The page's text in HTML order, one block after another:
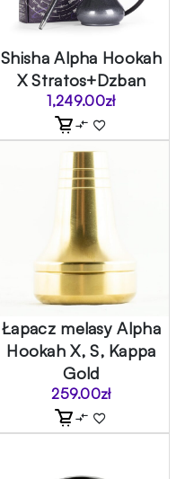
Shisha Alpha Hookah
X Stratos+Dzban
1,249.00zł
Łapacz melasy Alpha
Hookah X, S, Kappa
Gold
259.00zł